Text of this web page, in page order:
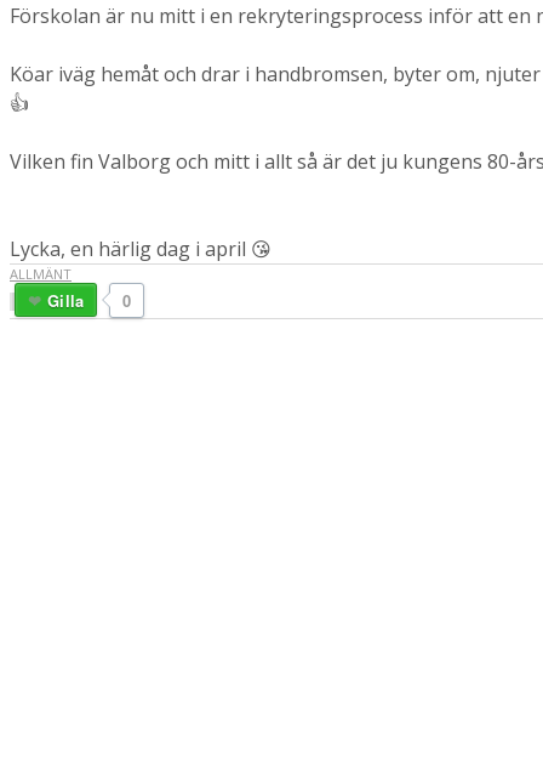
Förskolan är nu mitt i en rekryteringsprocess inför att en
Köar iväg hemåt och drar i handbromsen, byter om,
👍
Vilken fin Valborg och mitt i allt så är det ju kungens 80-
Lycka, en härlig dag i april 😘
ALLMÄNT
0
Gilla